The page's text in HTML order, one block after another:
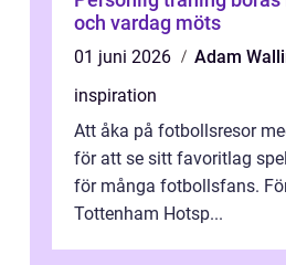
och vardag möts
01 juni 2026
Adam
inspiration
Att åka på fotbollsresor
för att se sitt favoritlag
för många fotbollsfans.
Tottenham Hotsp...